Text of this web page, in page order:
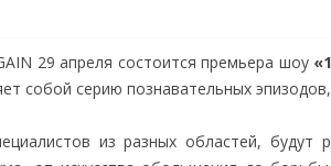
29 апреля состоится премьера шоу
собой серию познавательных
из разных областей,